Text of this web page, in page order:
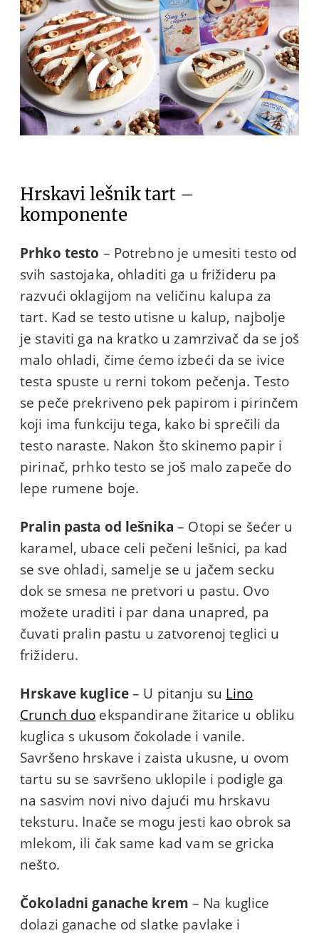
Hrskavi lešnik tart –
komponente
Prhko testo – Potrebno je umesiti testo od
svih sastojaka, ohladiti ga u frižideru pa
razvući oklagijom na veličinu kalupa za
tart. Kad se testo utisne u kalup, najbolje
je staviti ga na kratko u zamrzivač da se još
malo ohladi, čime ćemo izbeći da se ivice
testa spuste u rerni tokom pečenja. Testo
se peče prekriveno pek papirom i pirinčem
koji ima funkciju tega, kako bi sprečili da
testo naraste. Nakon što skinemo papir i
pirinač, prhko testo se još malo zapeče do
lepe rumene boje.
Pralin pasta od lešnika – Otopi se šećer u
karamel, ubace celi pečeni lešnici, pa kad
se sve ohladi, samelje se u jačem secku
dok se smesa ne pretvori u pastu. Ovo
možete uraditi i par dana unapred, pa
čuvati pralin pastu u zatvorenoj teglici u
frižideru.
Hrskave kuglice– U pitanju su Lino
Crunch duo ekspandirane žitarice u obliku
kuglica s ukusom čokolade i vanile.
Savršeno hrskave i zaista ukusne, u ovom
tartu su se savršeno uklopile i podigle ga
na sasvim novi nivo dajući mu hrskavu
teksturu. Inače se mogu jesti kao obrok sa
mlekom, ili čak same kad vam se gricka
nešto.
Čokoladni ganache krem – Na kuglice
dolazi ganache od slatke pavlake i